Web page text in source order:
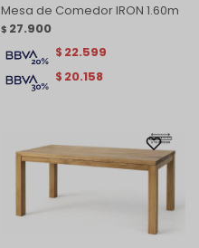
Mesa de Comedor IRON 1.60m
$ 27.900
$ 20.158
$ 22.599